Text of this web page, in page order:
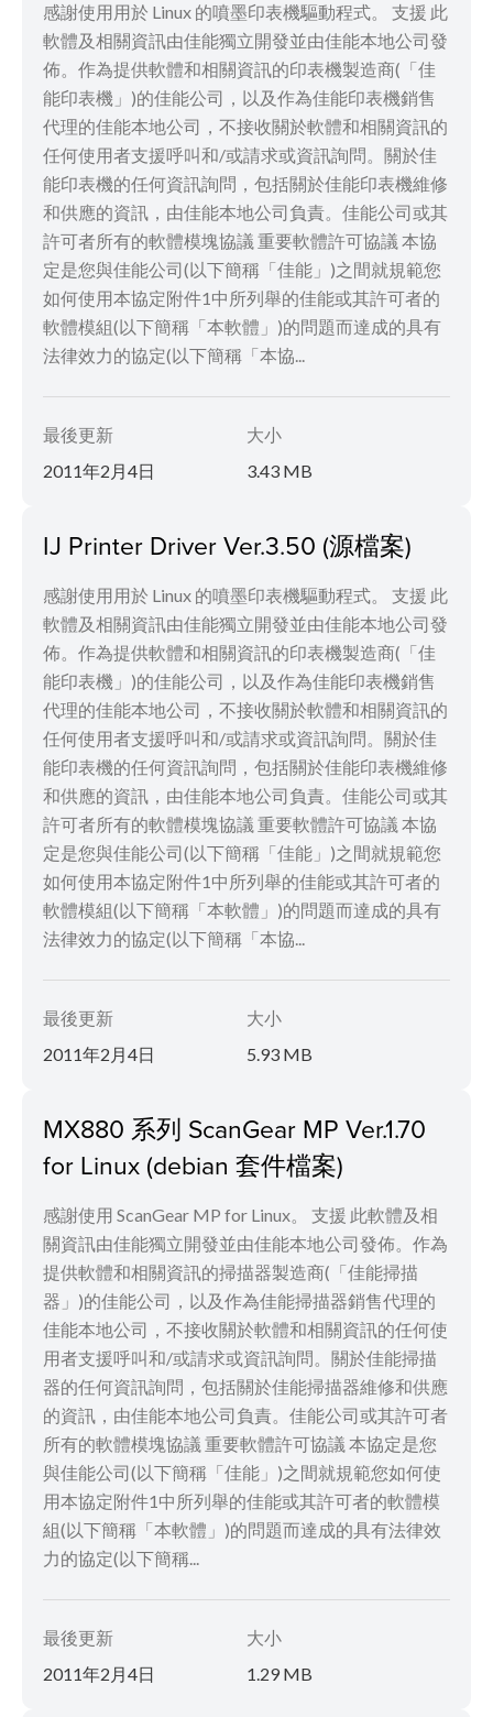
感謝使用用於 Linux 的噴墨印表機驅動程式。 支援 此
軟體及相關資訊由佳能獨立開發並由佳能本地公司發
佈。作為提供軟體和相關資訊的印表機製造商(「佳
能印表機」)的佳能公司，以及作為佳能印表機銷售
代理的佳能本地公司，不接收關於軟體和相關資訊的
任何使用者支援呼叫和/或請求或資訊詢問。關於佳
能印表機的任何資訊詢問，包括關於佳能印表機維修
和供應的資訊，由佳能本地公司負責。佳能公司或其
許可者所有的軟體模塊協議 重要軟體許可協議 本協
定是您與佳能公司(以下簡稱「佳能」)之間就規範您
如何使用本協定附件1中所列舉的佳能或其許可者的
軟體模組(以下簡稱「本軟體」)的問題而達成的具有
法律效力的協定(以下簡稱「本協...
最後更新
2011年2月4日
大小
3.43 MB
IJ Printer Driver Ver.3.50 (源檔案)
感謝使用用於 Linux 的噴墨印表機驅動程式。 支援 此
軟體及相關資訊由佳能獨立開發並由佳能本地公司發
佈。作為提供軟體和相關資訊的印表機製造商(「佳
能印表機」)的佳能公司，以及作為佳能印表機銷售
代理的佳能本地公司，不接收關於軟體和相關資訊的
任何使用者支援呼叫和/或請求或資訊詢問。關於佳
能印表機的任何資訊詢問，包括關於佳能印表機維修
和供應的資訊，由佳能本地公司負責。佳能公司或其
許可者所有的軟體模塊協議 重要軟體許可協議 本協
定是您與佳能公司(以下簡稱「佳能」)之間就規範您
如何使用本協定附件1中所列舉的佳能或其許可者的
軟體模組(以下簡稱「本軟體」)的問題而達成的具有
法律效力的協定(以下簡稱「本協...
最後更新
2011年2月4日
大小
5.93 MB
MX880 系列 ScanGear MP Ver.1.70
for Linux (debian 套件檔案)
感謝使用 ScanGear MP for Linux。 支援 此軟體及相
關資訊由佳能獨立開發並由佳能本地公司發佈。作為
提供軟體和相關資訊的掃描器製造商(「佳能掃描
器」)的佳能公司，以及作為佳能掃描器銷售代理的
佳能本地公司，不接收關於軟體和相關資訊的任何使
用者支援呼叫和/或請求或資訊詢問。關於佳能掃描
器的任何資訊詢問，包括關於佳能掃描器維修和供應
的資訊，由佳能本地公司負責。佳能公司或其許可者
所有的軟體模塊協議 重要軟體許可協議 本協定是您
與佳能公司(以下簡稱「佳能」)之間就規範您如何使
用本協定附件1中所列舉的佳能或其許可者的軟體模
組(以下簡稱「本軟體」)的問題而達成的具有法律效
力的協定(以下簡稱...
最後更新
2011年2月4日
大小
1.29 MB